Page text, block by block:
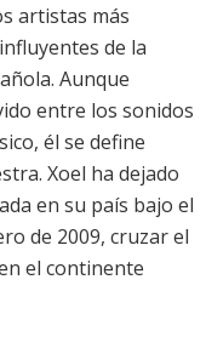
artistas más
de la
Aunque
entre los sonidos
él se define
Xoel ha dejado
en su país bajo el
de 2009, cruzar el
el continente